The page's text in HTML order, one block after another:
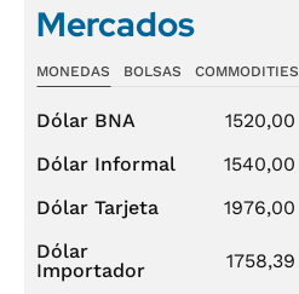
Mercados
MONEDAS BOLSAS COMMODITIES
Dólar BNA 1520,00
Dólar Informal
1540,00
Dólar Tarjeta
1976,00
Dólar
Importador
1758,39